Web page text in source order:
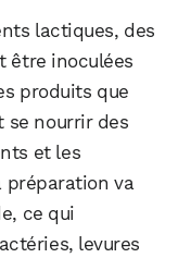
lactiques, des
être inoculées
produits que
se nourrir des
et les
préparation va
ce qui
levures